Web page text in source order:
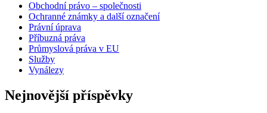
Obchodní právo – společnosti
Ochranné známky a další označení
Právní úprava
Příbuzná práva
Průmyslová práva v EU
Služby
Vynálezy
Nejnovější příspěvky